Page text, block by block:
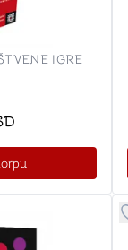
igranje
IGRE
u kategoriju